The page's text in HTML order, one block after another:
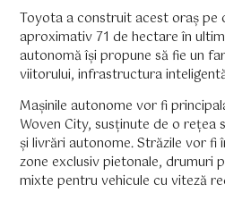
Toyota a construit acest oraș pe
aproximativ 71 de hectare în
autonomă își propune să fie un
viitorului, infrastructura
Mașinile autonome vor fi
Woven City, susținute de o rețea
și livrări autonome. Străzile vor
zone exclusiv pietonale, drumuri
mixte pentru vehicule cu viteză